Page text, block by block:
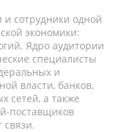
и сотрудники одной
экономики:
Ядро аудитории
специалисты
и
власти, банков,
сетей, а также
поставщиков
связи.